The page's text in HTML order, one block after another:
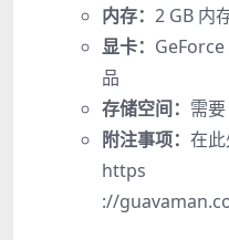
内存： 2 GB 内
显卡：
品
存储空间： 需
附注事项： 在此
https
://